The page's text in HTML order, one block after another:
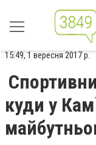
15:49, 1 вересня 2017 р.
куди у